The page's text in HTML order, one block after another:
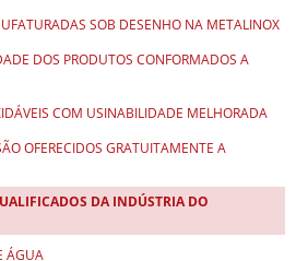
SOB DESENHO NA METALINOX
DOS PRODUTOS CONFORMADOS A
COM USINABILIDADE MELHORADA
OFERECIDOS GRATUITAMENTE A
DA INDÚSTRIA DO
ÁGUA